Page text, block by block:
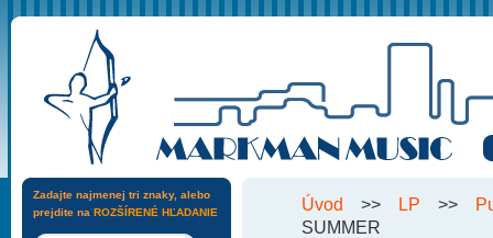
Úvod >> LP >>
SUMMER
Zadajte najmenej tri znaky, alebo
prejdite na ROZŠÍRENÉ HĽADANIE